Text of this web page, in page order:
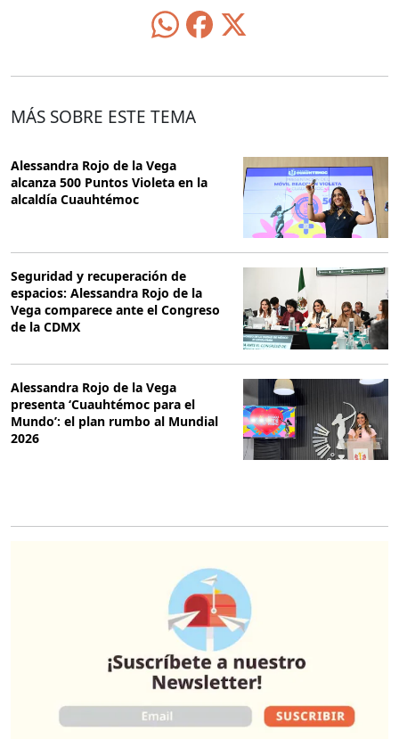
MÁS SOBRE ESTE TEMA
Alessandra Rojo de la Vega
alcanza 500 Puntos Violeta en la
alcaldía Cuauhtémoc
Seguridad y recuperación de
espacios: Alessandra Rojo de la
Vega comparece ante el Congreso
de la CDMX
Alessandra Rojo de la Vega
presenta ‘Cuauhtémoc para el
Mundo’: el plan rumbo al Mundial
2026